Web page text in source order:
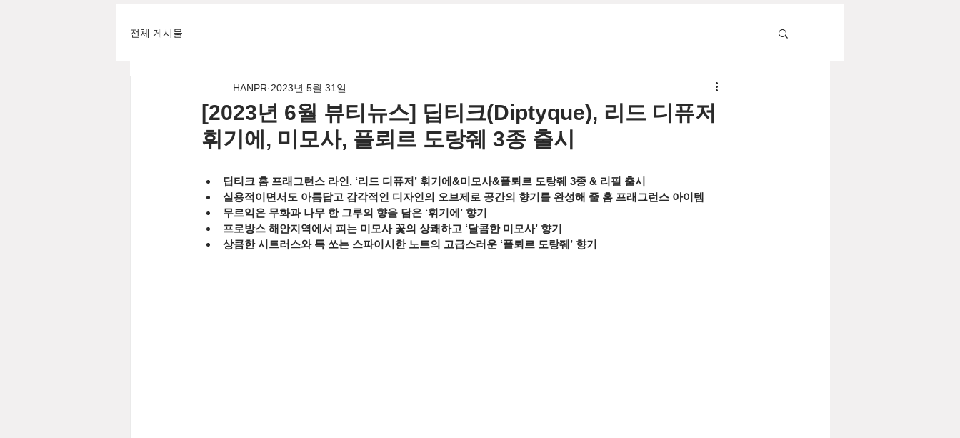
전체 게시물
[2023년 6월 뷰티뉴스] 딥티크(Diptyque), 리드 디퓨저
휘기에, 미모사, 플뢰르 도랑줴 3종 출시
HANPR 2023년 5월 31일
딥티크 홈 프래그런스 라인, ‘리드 디퓨저’ 휘기에&미모사&플뢰르 도랑줴 3종 & 리필 출시
실용적이면서도 아름답고 감각적인 디자인의 오브제로 공간의 향기를 완성해 줄 홈 프래그런스 아이템
무르익은 무화과 나무 한 그루의 향을 담은 ‘휘기에’ 향기
프로방스 해안지역에서 피는 미모사 꽃의 상쾌하고 ‘달콤한 미모사’ 향기
상큼한 시트러스와 톡 쏘는 스파이시한 노트의 고급스러운 ‘플뢰르 도랑줴’ 향기